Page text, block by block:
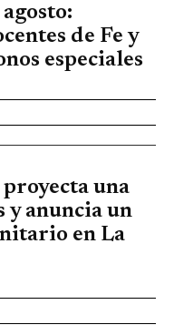
de Fe y
especiales
una
y anuncia un
en La